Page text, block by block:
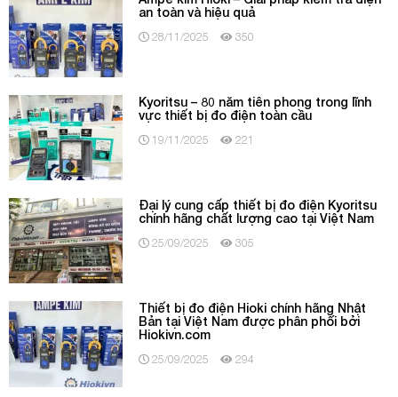
an toàn và hiệu quả
28/11/2025 350
Kyoritsu – 80 năm tiên phong trong lĩnh
vực thiết bị đo điện toàn cầu
19/11/2025 221
Đại lý cung cấp thiết bị đo điện Kyoritsu
chính hãng chất lượng cao tại Việt Nam
25/09/2025 305
Thiết bị đo điện Hioki chính hãng Nhật
Bản tại Việt Nam được phân phối bởi
Hiokivn.com
25/09/2025 294